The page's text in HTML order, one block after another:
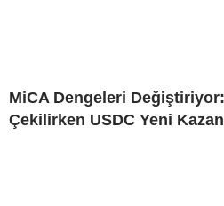
MiCA Dengeleri
Çekilirken USDC Yeni